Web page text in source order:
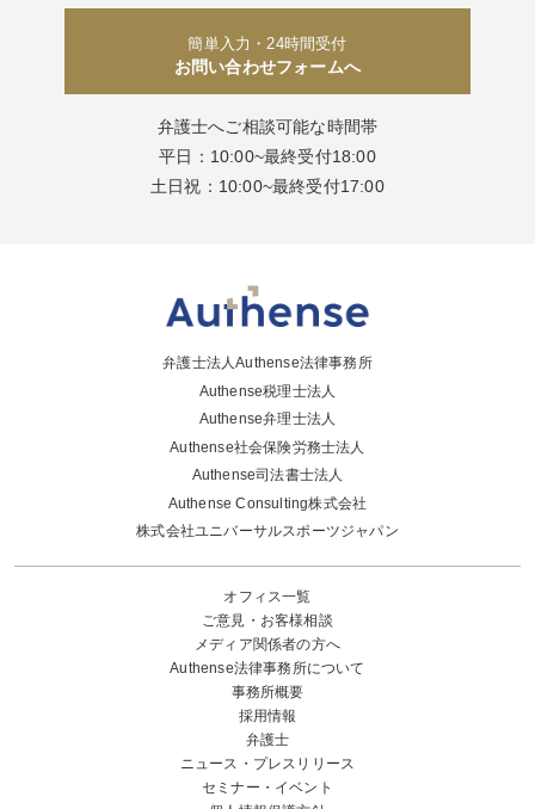
簡単入力・24時間受付
お問い合わせフォームへ
弁護士へご相談可能な時間帯
平日：10:00~最終受付18:00
土日祝：10:00~最終受付17:00
弁護士法人Authense法律事務所
Authense税理士法人
Authense弁理士法人
Authense社会保険労務士法人
Authense司法書士法人
Authense Consulting株式会社
株式会社ユニバーサルスポーツジャパン
オフィス一覧
ご意見・お客様相談
メディア関係者の方へ
Authense法律事務所について
事務所概要
採用情報
弁護士
ニュース・プレスリリース
セミナー・イベント